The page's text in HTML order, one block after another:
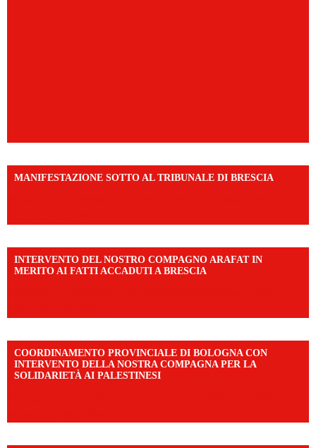
MANIFESTAZIONE SOTTO AL TRIBUNALE DI BRESCIA
INTERVENTO DEL NOSTRO COMPAGNO ARAFAT IN
MERITO AI FATTI ACCADUTI A BRESCIA
COORDINAMENTO PROVINCIALE DI BOLOGNA CON
INTERVENTO DELLA NOSTRA COMPAGNA PER LA
SOLIDARIETÀ AI PALESTINESI